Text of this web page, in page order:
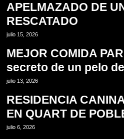
APELMAZADO DE
RESCATADO
julio 15, 2026
MEJOR COMIDA
secreto de un pelo
julio 13, 2026
RESIDENCIA
EN QUART DE
julio 6, 2026